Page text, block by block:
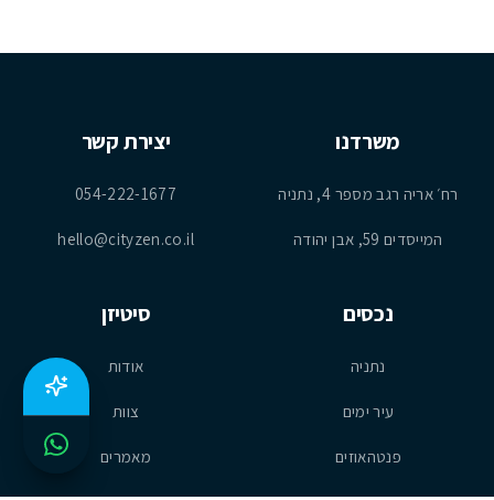
משרדנו
רח׳ אריה רגב מספר 4, נתניה
המייסדים 59, אבן יהודה
יצירת קשר
054-222-1677
hello@cityzen.co.il
נכסים
נתניה
עיר ימים
פנטהאוזים
סיטיזן
אודות
צוות
מאמרים